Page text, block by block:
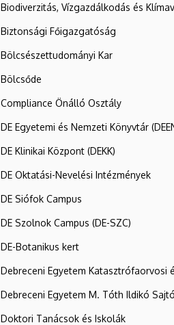
Biodiverzitás, Vízgazdálkodás és
Biztonsági Főigazgatóság
Bölcsészettudományi Kar
Bölcsőde
Compliance Önálló Osztály
DE Egyetemi és Nemzeti Könyvtár
DE Klinikai Központ (DEKK)
DE Oktatási-Nevelési Intézmények
DE Siófok Campus
DE Szolnok Campus (DE-SZC)
DE-Botanikus kert
Debreceni Egyetem Katasztrófaorvosi
Debreceni Egyetem M. Tóth Ildikó
Doktori Tanácsok és Iskolák